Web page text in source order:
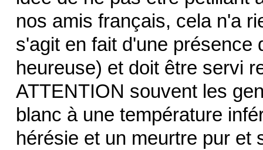
nos amis français, cela n'a
s'agit en fait d'une présence
heureuse) et doit être servi
ATTENTION souvent les
blanc à une température
hérésie et un meurtre pur et